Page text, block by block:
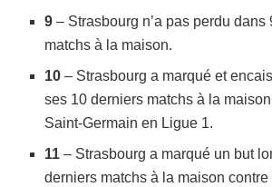
9 – Strasbourg n’a pas perdu
matchs à la maison.
10 – Strasbourg a marqué et
ses 10 derniers matchs à la
Saint-Germain en Ligue 1.
11 – Strasbourg a marqué un but
derniers matchs à la maison